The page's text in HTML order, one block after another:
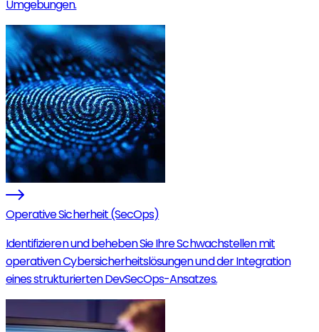
Umgebungen.
Operative Sicherheit (SecOps)
Identifizieren und beheben Sie Ihre Schwachstellen mit
operativen Cybersicherheitslösungen und der Integration
eines strukturierten DevSecOps-Ansatzes.